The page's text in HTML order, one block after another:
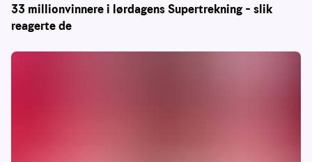
33 millionvinnere i lørdagens Supertrekning – slik
reagerte de